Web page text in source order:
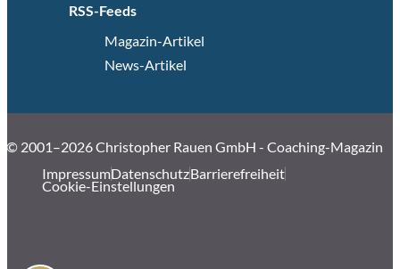
RSS-Feeds
Magazin-Artikel
News-Artikel
© 2001–2026 Christopher Rauen GmbH - Coaching-Magazin
ImpressumDatenschutzBarrierefreiheit
Cookie-Einstellungen